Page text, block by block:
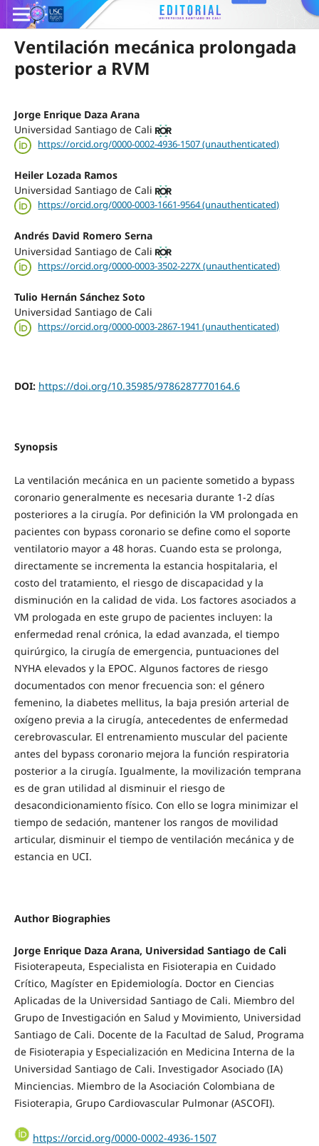
Ventilación mecánica prolongada
posterior a RVM
Jorge Enrique Daza Arana
Universidad Santiago de Cali
https://orcid.org/0000-0002-4936-1507 (unauthenticated)
Heiler Lozada Ramos
Universidad Santiago de Cali
https://orcid.org/0000-0003-1661-9564 (unauthenticated)
Andrés David Romero Serna
Universidad Santiago de Cali
https://orcid.org/0000-0003-3502-227X (unauthenticated)
Tulio Hernán Sánchez Soto
Universidad Santiago de Cali
https://orcid.org/0000-0003-2867-1941 (unauthenticated)
DOI: https://doi.org/10.35985/9786287770164.6
Synopsis
La ventilación mecánica en un paciente sometido a bypass
coronario generalmente es necesaria durante 1-2 días
posteriores a la cirugía. Por definición la VM prolongada en
pacientes con bypass coronario se define como el soporte
ventilatorio mayor a 48 horas. Cuando esta se prolonga,
directamente se incrementa la estancia hospitalaria, el
costo del tratamiento, el riesgo de discapacidad y la
disminución en la calidad de vida. Los factores asociados a
VM prologada en este grupo de pacientes incluyen: la
enfermedad renal crónica, la edad avanzada, el tiempo
quirúrgico, la cirugía de emergencia, puntuaciones del
NYHA elevados y la EPOC. Algunos factores de riesgo
documentados con menor frecuencia son: el género
femenino, la diabetes mellitus, la baja presión arterial de
oxígeno previa a la cirugía, antecedentes de enfermedad
cerebrovascular. El entrenamiento muscular del paciente
antes del bypass coronario mejora la función respiratoria
posterior a la cirugía. Igualmente, la movilización temprana
es de gran utilidad al disminuir el riesgo de
desacondicionamiento físico. Con ello se logra minimizar el
tiempo de sedación, mantener los rangos de movilidad
articular, disminuir el tiempo de ventilación mecánica y de
estancia en UCI.
Author Biographies
Jorge Enrique Daza Arana, Universidad Santiago de Cali
Fisioterapeuta, Especialista en Fisioterapia en Cuidado
Crítico, Magíster en Epidemiología. Doctor en Ciencias
Aplicadas de la Universidad Santiago de Cali. Miembro del
Grupo de Investigación en Salud y Movimiento, Universidad
Santiago de Cali. Docente de la Facultad de Salud, Programa
de Fisioterapia y Especialización en Medicina Interna de la
Universidad Santiago de Cali. Investigador Asociado (IA)
Minciencias. Miembro de la Asociación Colombiana de
Fisioterapia, Grupo Cardiovascular Pulmonar (ASCOFI).
https://orcid.org/0000-0002-4936-1507